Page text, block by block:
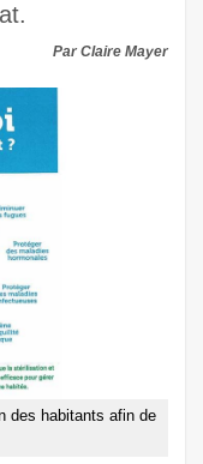
Par Claire Mayer
des habitants afin de